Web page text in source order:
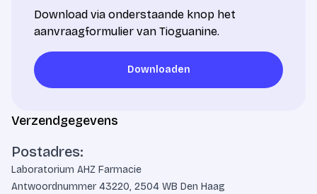
Download via onderstaande knop het
aanvraagformulier van Tioguanine.
Downloaden
Verzendgegevens
Postadres:
Laboratorium AHZ Farmacie
Antwoordnummer 43220, 2504 WB Den Haag